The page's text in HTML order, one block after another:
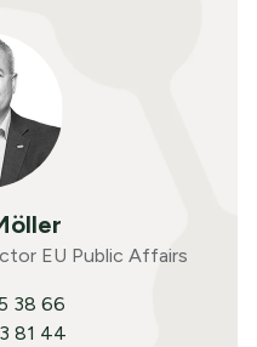
EU Public Affairs
38 66
81 44